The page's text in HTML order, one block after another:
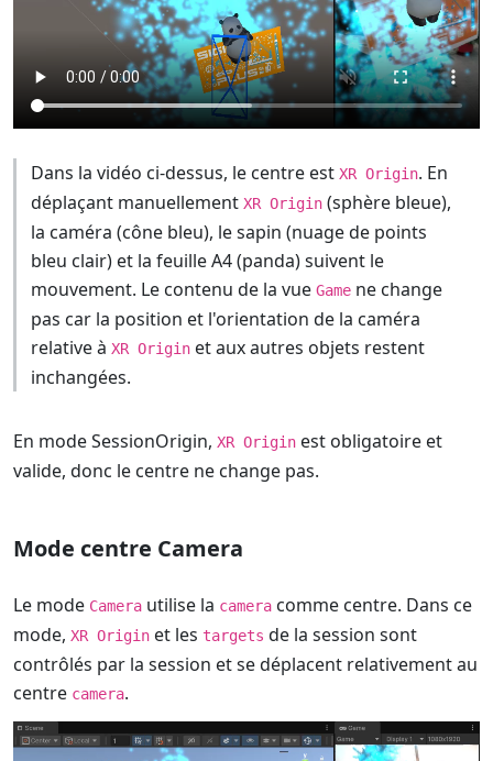
Dans la vidéo ci-dessus, le centre est XR Origin. En
déplaçant manuellement XR Origin(sphère bleue),
la caméra (cône bleu), le sapin (nuage de points
bleu clair) et la feuille A4 (panda) suivent le
mouvement. Le contenu de la vue Gamene change
pas car la position et l'orientation de la caméra
relative à XR Originet aux autres objets restent
inchangées.
En mode SessionOrigin, XR Origin est obligatoire et
valide, donc le centre ne change pas.
Mode centre Camera
Le mode Camera utilise la camera comme centre. Dans ce
mode, XR Origin et les targets de la session sont
contrôlés par la session et se déplacent relativement au
centre camera.